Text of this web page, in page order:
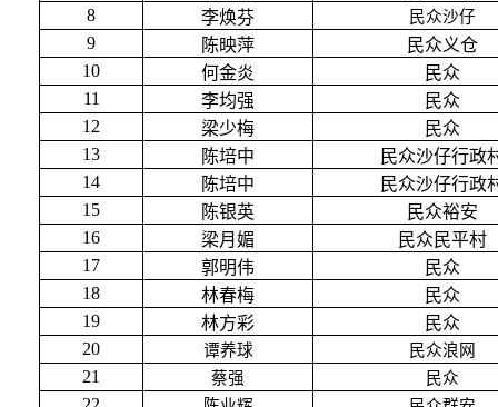
8
李焕芬 民众沙仔
9 陈映萍
民众义仓
10
何金炎
民众
11
李均强
民众
12
梁少梅
民众
13
陈培中
民众沙仔行政
14
陈培中
民众沙仔行政
15
陈银英
民众裕安
16
梁月媚
民众民平村
17
郭明伟
民众
18
林春梅
民众
19
林方彩
民众
20
谭养球 民众浪网
21 蔡强 民众